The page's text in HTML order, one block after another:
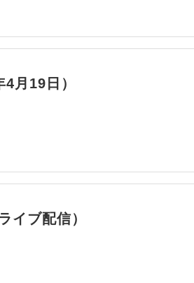
月19日）
イブ配信）